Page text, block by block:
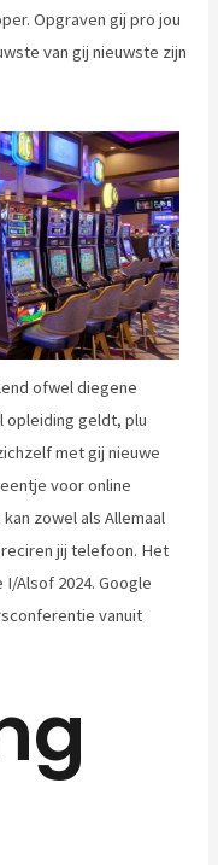
Opgraven gij pro jou
van gij nieuwste zijn
ofwel diegene
opleiding geldt, plu
met gij nieuwe
voor online
zowel als Allemaal
jij telefoon. Het
Alsof 2024. Google
vanuit